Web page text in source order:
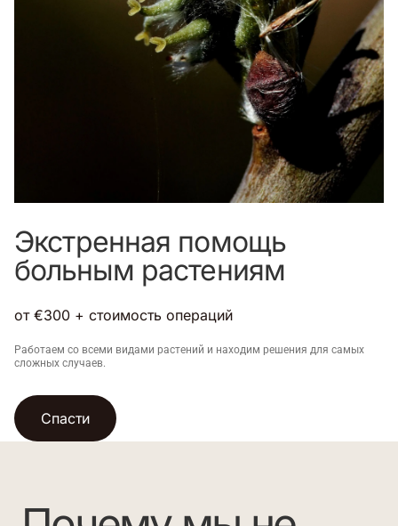
Экстренная помощь
больным растениям
от €300 + стоимость операций
Работаем со всеми видами растений и находим решения для самых
сложных случаев.
Спасти